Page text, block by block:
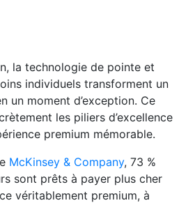
la technologie de pointe et
individuels transforment un
un moment d’exception. Ce
les piliers d’excellence
premium mémorable.
McKinsey & Company, 73 %
sont prêts à payer plus cher
véritablement premium, à